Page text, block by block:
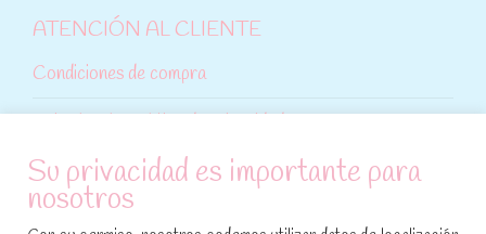
ATENCIÓN AL CLIENTE
Condiciones de compra
Política de cookies
Su privacidad es importante para
nosotros